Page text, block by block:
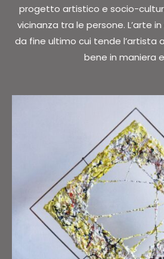
progetto artistico e socio-
vicinanza tra le persone. L’arte
da fine ultimo cui tende l’artista
bene in maniera